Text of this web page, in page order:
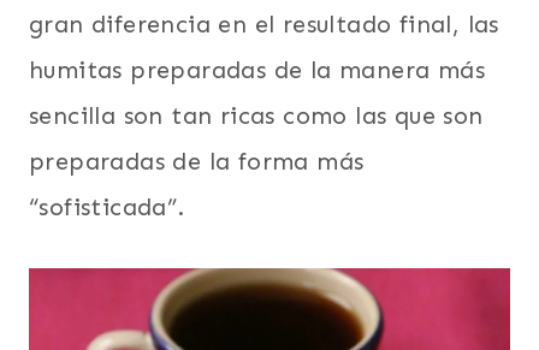
gran diferencia en el resultado final, las
humitas preparadas de la manera más
sencilla son tan ricas como las que son
preparadas de la forma más
“sofisticada”.